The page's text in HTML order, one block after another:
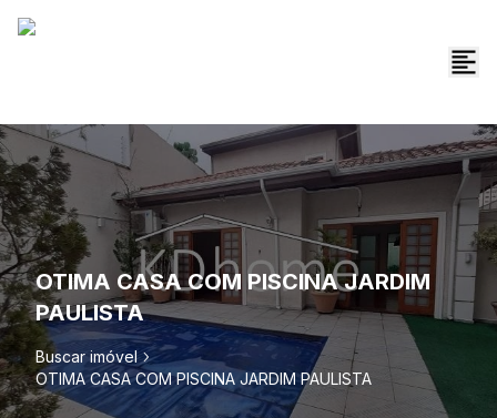
OTIMA CASA COM PISCINA JARDIM
PAULISTA
Buscar imóvel
OTIMA CASA COM PISCINA JARDIM PAULISTA